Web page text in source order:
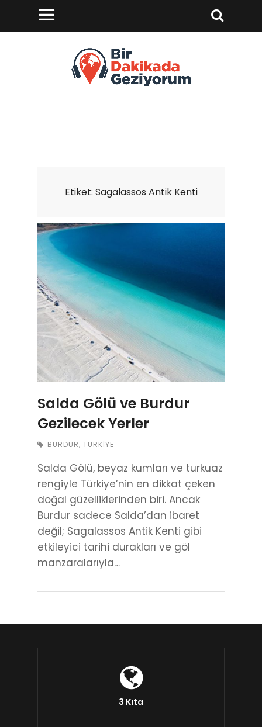
Etiket: Sagalassos Antik Kenti
Salda Gölü ve Burdur
Gezilecek Yerler
BURDUR, TÜRKIYE
Salda Gölü, beyaz kumları ve turkuaz
rengiyle Türkiye’nin en dikkat çeken
doğal güzelliklerinden biri. Ancak
Burdur sadece Salda’dan ibaret
değil; Sagalassos Antik Kenti gibi
etkileyici tarihi durakları ve göl
manzaralarıyla…
3 Kıta